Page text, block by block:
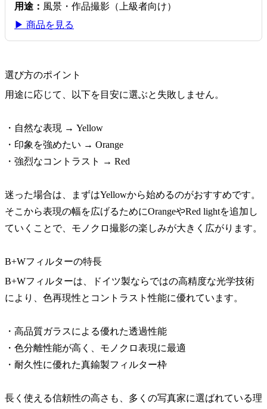
用途： 風景・作品撮影（上級者向け）
▶ 商品を見る
選び方のポイント
用途に応じて、以下を目安に選ぶと失敗しません。
・自然な表現 → Yellow
・印象を強めたい → Orange
・強烈なコントラスト → Red
迷った場合は、まずはYellowから始めるのがおすすめです。
そこから表現の幅を広げるためにOrangeやRed lightを追加し
ていくことで、モノクロ撮影の楽しみが大きく広がります。
B+Wフィルターの特長
B+Wフィルターは、ドイツ製ならではの高精度な光学技術
により、色再現性とコントラスト性能に優れています。
・高品質ガラスによる優れた透過性能
・色分離性能が高く、モノクロ表現に最適
・耐久性に優れた真鍮製フィルター枠
長く使える信頼性の高さも、多くの写真家に選ばれている理